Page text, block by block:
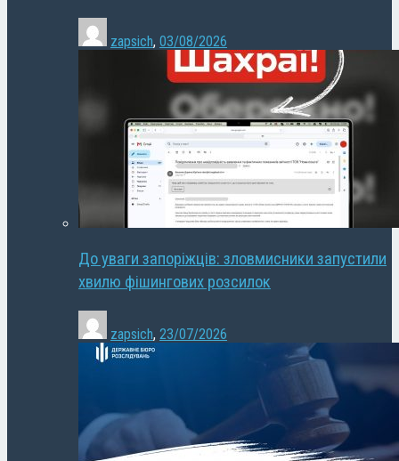
zapsich, 03/08/2026
До уваги запоріжців: зловмисники запустили
хвилю фішингових розсилок
zapsich, 23/07/2026